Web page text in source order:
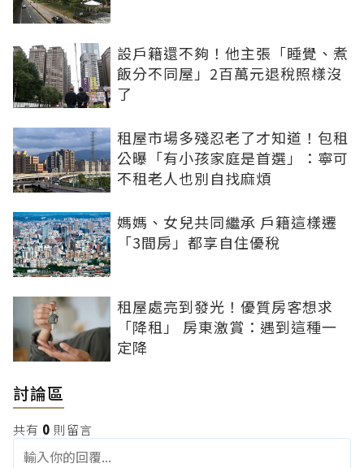
設戶籍還不夠！他主張「睡覺、煮
飯分不同屋」2百萬元退稅照樣沒
了
租屋市場多殘忍老了才知道！包租
公曝「有小孩家庭是首選」：寧可
不租老人也別自找麻煩
媽媽、女兒共同繼承 戶籍這樣遷
「3間房」都享自住優稅
租屋處亮到發光！優質房客想求
「降租」 房東激賞：遇到這種一
定降
討論區
共有 0 則留言